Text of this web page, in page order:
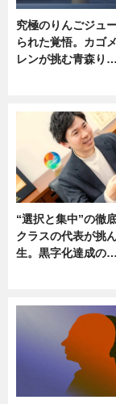
究極のりんごジュ
られた覚悟。カゴ
レンが挑む青森り…
“選択と集中”の徹
クラスの代表が挑
生。黒字化達成の…